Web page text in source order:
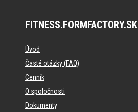
FITNESS.FORMFACTORY.SK
Úvod
Časté otázky (FAQ)
Cenník
O spoločnosti
Dokumenty